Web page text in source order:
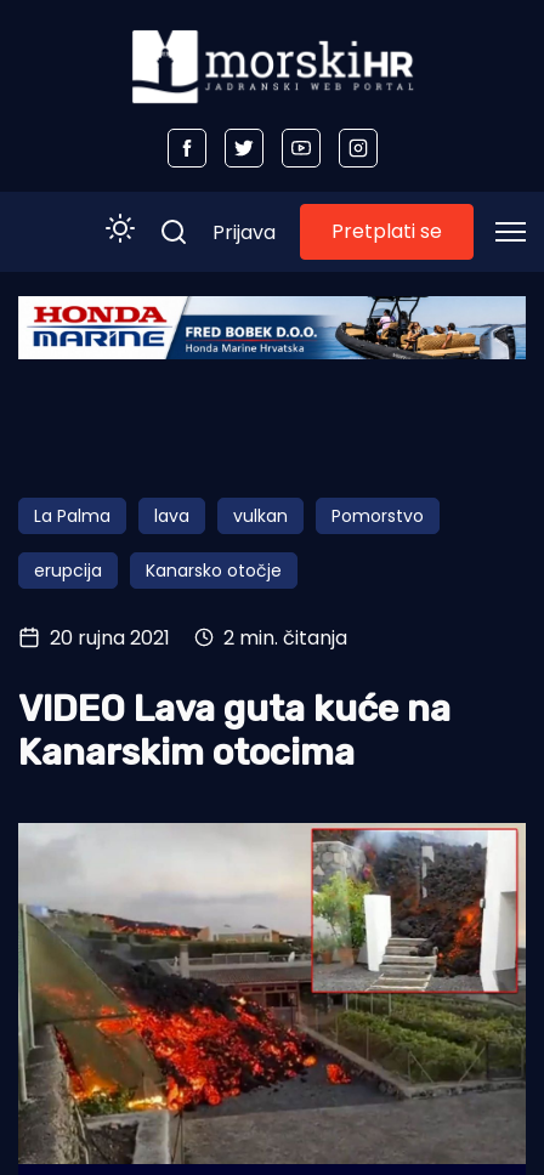
Početna
Obala
Otoci
Turizam i nautika
Pomorstvo
Ekologija
Prijava Pretplati se
La Palma lava vulkan Pomorstvo
erupcija Kanarsko otočje
20 rujna 2021 2 min. čitanja
VIDEO Lava guta kuće na
Kanarskim otocima